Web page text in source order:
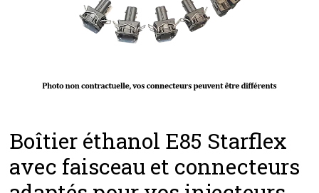
Boîtier éthanol E85 Starflex
avec faisceau et connecteurs